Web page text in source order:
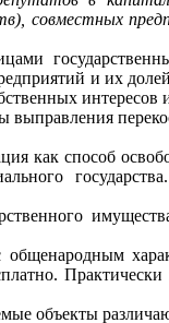
совместных
и их
как способ
объекты